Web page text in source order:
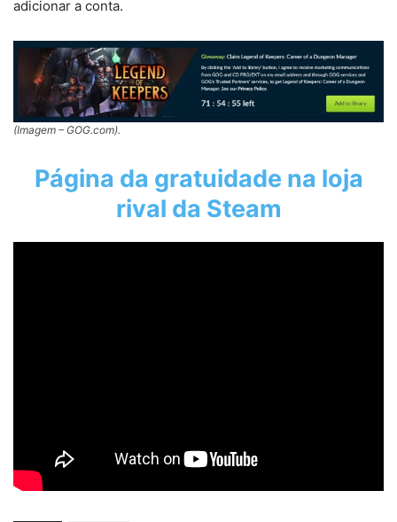
adicionar a conta.
(Imagem – GOG.com).
Página da gratuidade na loja
rival da Steam